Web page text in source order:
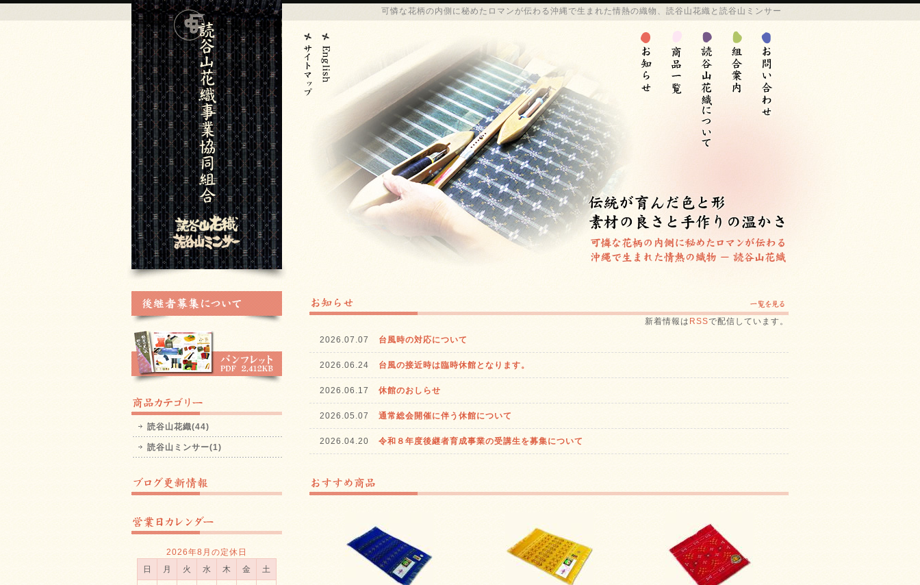
可憐な花柄の内側に秘めたロマンが伝わる沖縄で生まれた情熱の織物 、 読谷山花織 と 読谷山ミンサー
新着情報は RSSで配信しています。
2026.07.07
台風時の対応について
2026.06.24 台風の接近時は臨時休館となります。
2026.06.17 休館のおしらせ
2026.05.07 通常総会開催に伴う休館について
2026.04.20 令和８年度後継者育成事業の受講生を募集について
読谷山花織(44)
読谷山ミンサー(1)
2026年8月の定休日
日
月 火 水 木 金 土